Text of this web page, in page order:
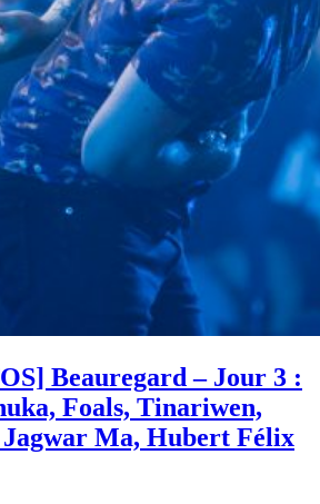
Beauregard – Jour 3 :
Foals, Tinariwen,
Jagwar Ma, Hubert Félix